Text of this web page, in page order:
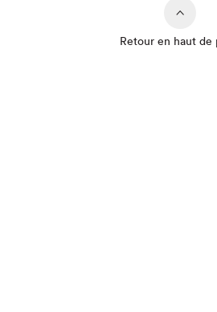
Retour en haut de